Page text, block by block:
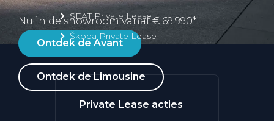
SEAT Private Lease
Škoda Private Lease
Private Lease acties
Bekijk alle aanbiedingen
Nu in de showroom vanaf € 69.990*
Ontdek de Avant
Ontdek de Limousine